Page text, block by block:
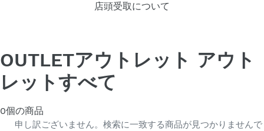
店頭受取について
OUTLETアウトレット アウト
レットすべて
0個の商品
申し訳ございません。検索に一致する商品が見つかりませんで